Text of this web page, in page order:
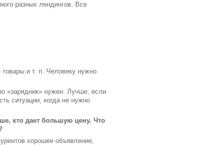
разных лендингов. Все
товары и т. п. Человеку нужно
«зарядник» нужен. Лучше, если
ситуации, когда не нужно
кто дает большую цену. Что
хорошее объявление,